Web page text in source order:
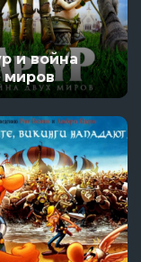
и война
миров